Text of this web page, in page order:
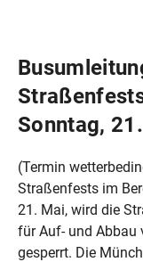
Sonntag,
(Termin
Straßenfests im
21. Mai, wird die
für Auf- und Abbau
gesperrt. Die